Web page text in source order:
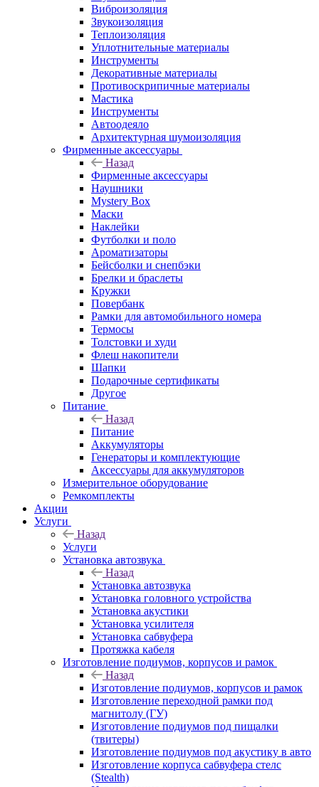
Виброизоляция
Звукоизоляция
Теплоизоляция
Уплотнительные материалы
Инструменты
Декоративные материалы
Противоскрипичные материалы
Мастика
Инструменты
Автоодеяло
Архитектурная шумоизоляция
Фирменные аксессуары
Назад
Фирменные аксессуары
Наушники
Mystery Box
Маски
Наклейки
Футболки и поло
Ароматизаторы
Бейсболки и снепбэки
Брелки и браслеты
Кружки
Повербанк
Рамки для автомобильного номера
Термосы
Толстовки и худи
Флеш накопители
Шапки
Подарочные сертификаты
Другое
Питание
Назад
Питание
Аккумуляторы
Генераторы и комплектующие
Аксессуары для аккумуляторов
Измерительное оборудование
Ремкомплекты
Акции
Услуги
Назад
Услуги
Установка автозвука
Назад
Установка автозвука
Установка головного устройства
Установка акустики
Установка усилителя
Установка сабвуфера
Протяжка кабеля
Изготовление подиумов, корпусов и рамок
Назад
Изготовление подиумов, корпусов и рамок
Изготовление переходной рамки под
магнитолу (ГУ)
Изготовление подиумов под пищалки
(твитеры)
Изготовление подиумов под акустику в авто
Изготовление корпуса сабвуфера стелс
(Stealth)